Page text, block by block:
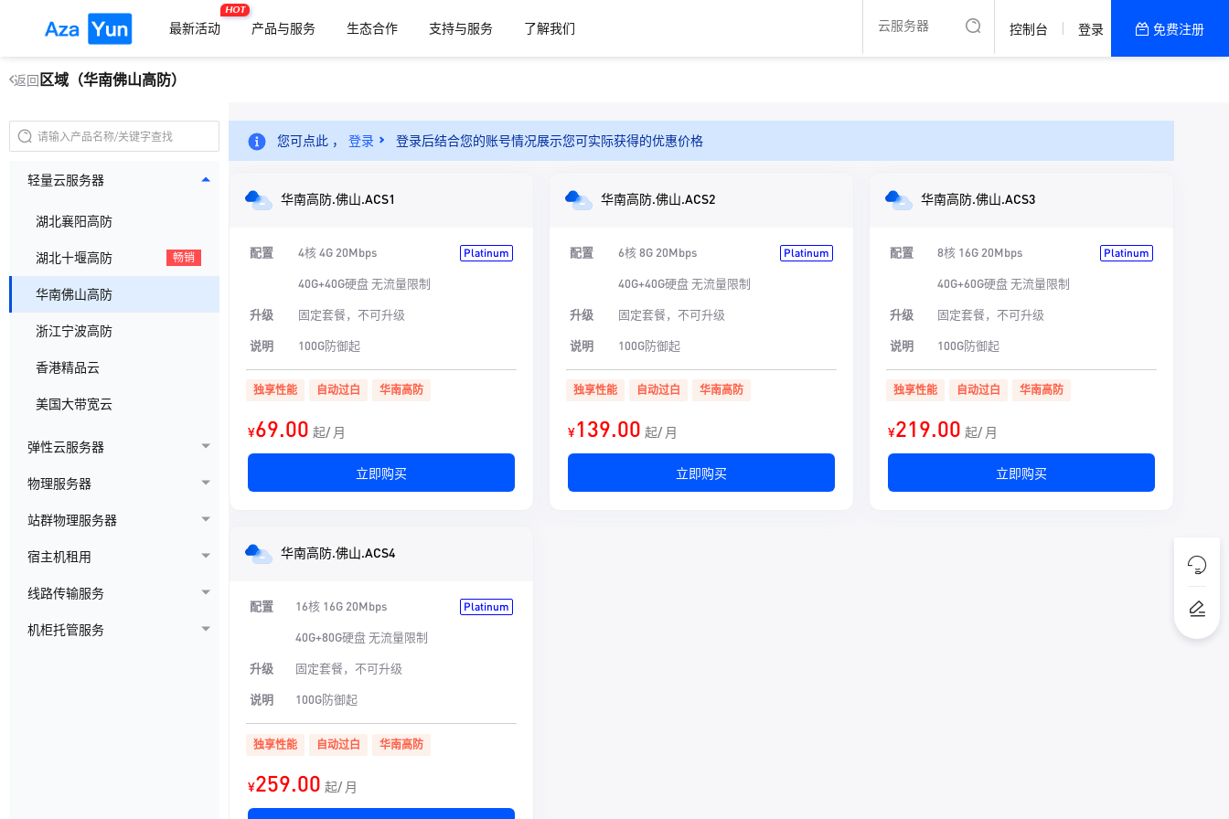
最新活动
HOT
产品与服务 生态合作 支持与服务 了解我们 全部产品 新闻资讯 帮助文档
湖北高防 | 中国大陆
控制台 登录 免费注册
返回 区域（华南佛山高防）
轻量云服务器
湖北襄阳高防
湖北十堰高防 畅销
华南佛山高防
浙江宁波高防
香港精品云
美国大带宽云
弹性云服务器
物理服务器
站群物理服务器
宿主机租用
线路传输服务
机柜托管服务
您可点此 ， 登录 登录后结合您的账号情况展示您可实际获得的优惠价格
华南高防.佛山.ACS1
配置 4核 4G 20Mbps Platinum
40G+40G硬盘 无流量限制
升级
固定套餐，不可升级
说明
100G防御起
独享性能 自动过白 华南高防
¥69.00 起/ 月
立即购买
华南高防.佛山.ACS2
配置 6核 8G 20Mbps Platinum
40G+40G硬盘 无流量限制
升级
固定套餐，不可升级
说明
100G防御起
独享性能 自动过白 华南高防
¥139.00 起/ 月
立即购买
华南高防.佛山.ACS3
配置 8核 16G 20Mbps Platinum
40G+60G硬盘 无流量限制
升级
固定套餐，不可升级
说明
100G防御起
独享性能 自动过白 华南高防
¥219.00 起/ 月
立即购买
华南高防.佛山.ACS4
配置 16核 16G 20Mbps Platinum
40G+80G硬盘 无流量限制
升级
固定套餐，不可升级
说明
100G防御起
独享性能 自动过白 华南高防
¥259.00 起/ 月